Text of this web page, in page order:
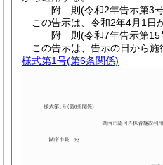
附 則(令和2年告示第3
この告示は、令和2年4月1日
附 則(令和7年告示第15
この告示は、告示の日から施
様式第1号(第6条関係)